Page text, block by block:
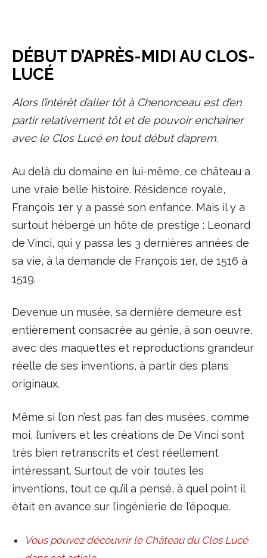
DÉBUT D’APRÈS-MIDI AU CLOS-
LUCÉ
Alors l’intérêt d’aller tôt à Chenonceau est d’en
partir relativement tôt et de pouvoir enchainer
avec le Clos Lucé en tout début d’aprem.
Au delà du domaine en lui-même, ce château a
une vraie belle histoire. Résidence royale,
François 1er y a passé son enfance. Mais il y a
surtout hébergé un hôte de prestige : Leonard
de Vinci, qui y passa les 3 dernières années de
sa vie, à la demande de François 1er, de 1516 à
1519.
Devenue un musée, sa dernière demeure est
entièrement consacrée au génie, à son oeuvre,
avec des maquettes et reproductions grandeur
réelle de ses inventions, à partir des plans
originaux.
Même si l’on n’est pas fan des musées, comme
moi, l’univers et les créations de De Vinci sont
très bien retranscrits et c’est réellement
intéressant. Surtout de voir toutes les
inventions, tout ce qu’il a pensé, à quel point il
était en avance sur l’ingénierie de l’époque.
Vous pouvez découvrir le Château du Clos Lucé